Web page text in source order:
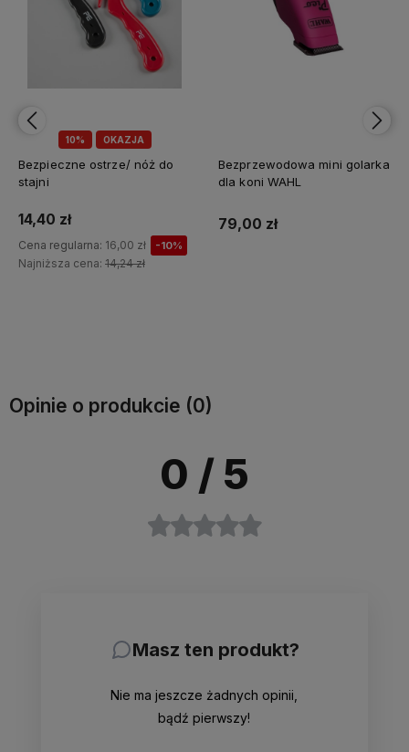
10% OKAZJA
Bezpieczne ostrze/ nóż do
stajni
14,40 zł
Cena regularna: 16,00 zł -10%
Najniższa cena: 14,24 zł
Bezprzewodowa mini golarka
dla koni WAHL
79,00 zł
Opinie o produkcie (0)
0 / 5
Masz ten produkt?
Nie ma jeszcze żadnych opinii,
bądź pierwszy!